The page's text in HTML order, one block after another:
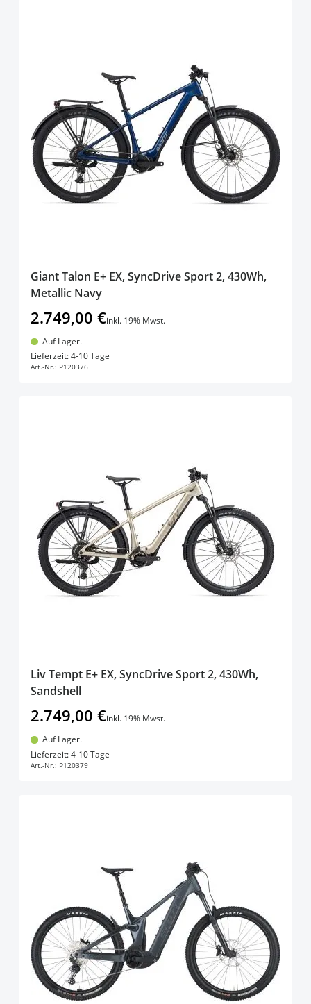
Giant Talon E+ EX, SyncDrive Sport 2, 430Wh,
Metallic Navy
2.749,00 €inkl. 19% Mwst.
Auf Lager.
Lieferzeit: 4-10 Tage
Art.-Nr.: P120376
Liv Tempt E+ EX, SyncDrive Sport 2, 430Wh,
Sandshell
2.749,00 €inkl. 19% Mwst.
Auf Lager.
Lieferzeit: 4-10 Tage
Art.-Nr.: P120379